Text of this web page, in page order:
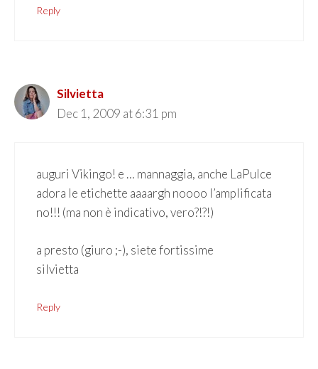
Reply
Silvietta
Dec 1, 2009 at 6:31 pm
auguri Vikingo! e … mannaggia, anche LaPulce
adora le etichette aaaargh noooo l’amplificata
no!!! (ma non è indicativo, vero?!?!)
a presto (giuro ;-), siete fortissime
silvietta
Reply